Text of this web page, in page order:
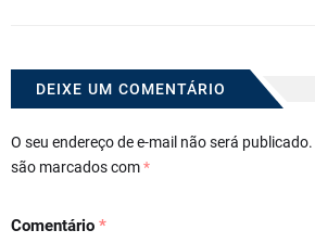
DEIXE UM COMENTÁRIO
O seu endereço de e-mail não será publicado.
são marcados com*
Comentário *